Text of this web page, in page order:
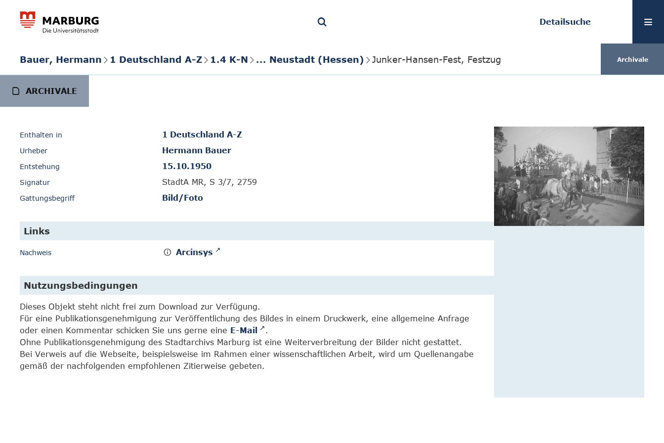
Detailsuche
Bauer, Hermann 1 Deutschland A-Z 1.4 K-N ... Neustadt (Hessen) Junker-Hansen-Fest, Festzug Archivale
ARCHIVALE
Enthalten in 1 Deutschland A-Z
Urheber Hermann Bauer
Entstehung 15.10.1950
Signatur StadtA MR, S 3/7, 2759
Gattungsbegriff Bild/Foto
Links
Nachweis Arcinsys
Nutzungsbedingungen
Dieses Objekt steht nicht frei zum Download zur Verfügung.
Für eine Publikationsgenehmigung zur Veröffentlichung des Bildes in einem Druckwerk, eine allgemeine Anfrage
oder einen Kommentar schicken Sie uns gerne eine E-Mail
.
Ohne Publikationsgenehmigung des Stadtarchivs Marburg ist eine Weiterverbreitung der Bilder nicht gestattet.
Bei Verweis auf die Webseite, beispielsweise im Rahmen einer wissenschaftlichen Arbeit, wird um Quellenangabe
gemäß der nachfolgenden empfohlenen Zitierweise gebeten.